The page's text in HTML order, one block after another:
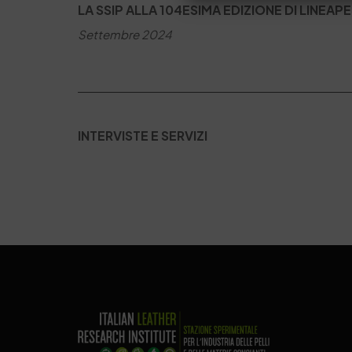
LA SSIP ALLA 104ESIMA EDIZIONE DI
Settembre 2024
INTERVISTE E SERVIZI